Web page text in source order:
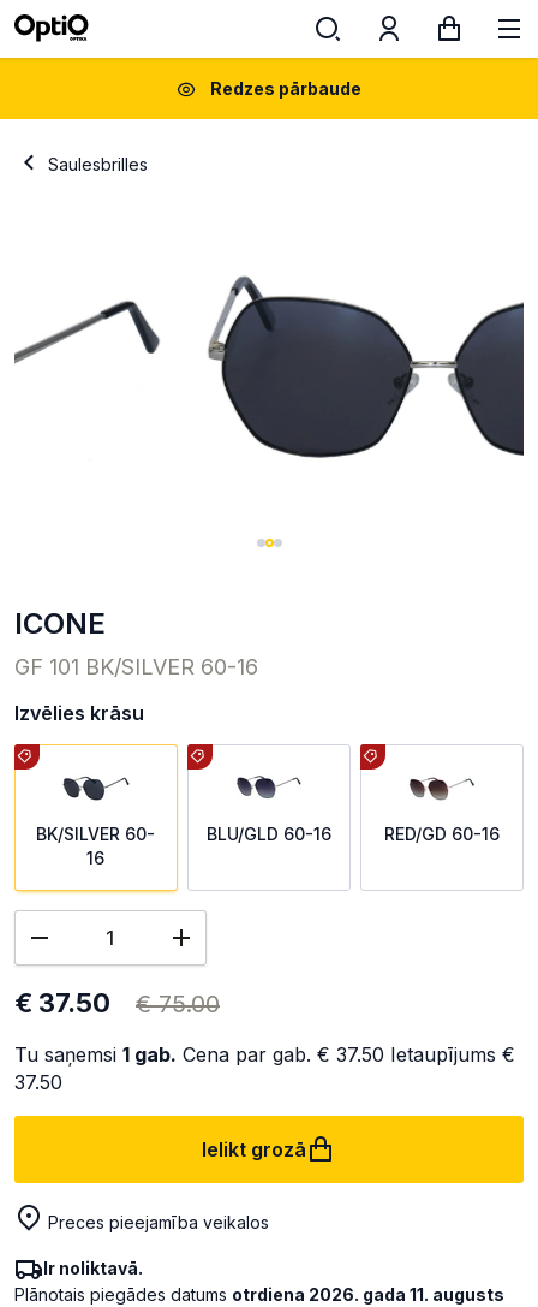
Redzes pārbaude
Saulesbrilles
ICONE
GF 101 BK/SILVER 60-16
Izvēlies krāsu
BK/SILVER 60-
16
BLU/GLD 60-16 RED/GD 60-16
€ 37.50 € 75.00
Tu saņemsi 1 gab. Cena par gab. € 37.50 Ietaupījums €
37.50
Ielikt grozā
Preces pieejamība veikalos
Ir noliktavā.
Plānotais piegādes datums otrdiena 2026. gada 11. augusts